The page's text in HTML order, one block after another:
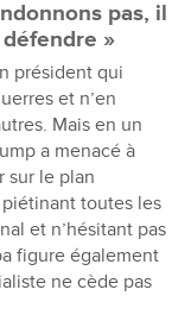
pas, il
»
président qui
et n’en
Mais en un
a menacé à
sur le plan
toutes les
et n’hésitant pas
figure également
ne cède pas